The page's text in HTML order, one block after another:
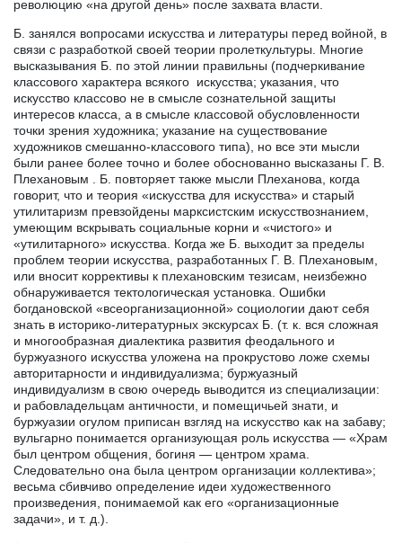
революцию «на другой день» после захвата власти.
Б. занялся вопросами искусства и литературы перед войной, в
связи с разработкой своей теории пролеткультуры. Многие
высказывания Б. по этой линии правильны (подчеркивание
классового характера всякого искусства; указания, что
искусство классово не в смысле сознательной защиты
интересов класса, а в смысле классовой обусловленности
точки зрения художника; указание на существование
художников смешанно-классового типа), но все эти мысли
были ранее более точно и более обоснованно высказаны Г. В.
Плехановым . Б. повторяет также мысли Плеханова, когда
говорит, что и теория «искусства для искусства» и старый
утилитаризм превзойдены марксистским искусствознанием,
умеющим вскрывать социальные корни и «чистого» и
«утилитарного» искусства. Когда же Б. выходит за пределы
проблем теории искусства, разработанных Г. В. Плехановым,
или вносит коррективы к плехановским тезисам, неизбежно
обнаруживается тектологическая установка. Ошибки
богдановской «всеорганизационной» социологии дают себя
знать в историко-литературных экскурсах Б. (т. к. вся сложная
и многообразная диалектика развития феодального и
буржуазного искусства уложена на прокрустово ложе схемы
авторитарности и индивидуализма; буржуазный
индивидуализм в свою очередь выводится из специализации:
и рабовладельцам античности, и помещичьей знати, и
буржуазии огулом приписан взгляд на искусство как на забаву;
вульгарно понимается организующая роль искусства — «Храм
был центром общения, богиня — центром храма.
Следовательно она была центром организации коллектива»;
весьма сбивчиво определение идеи художественного
произведения, понимаемой как его «организационные
задачи», и т. д.).